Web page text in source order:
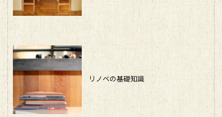
リノベの基礎知識